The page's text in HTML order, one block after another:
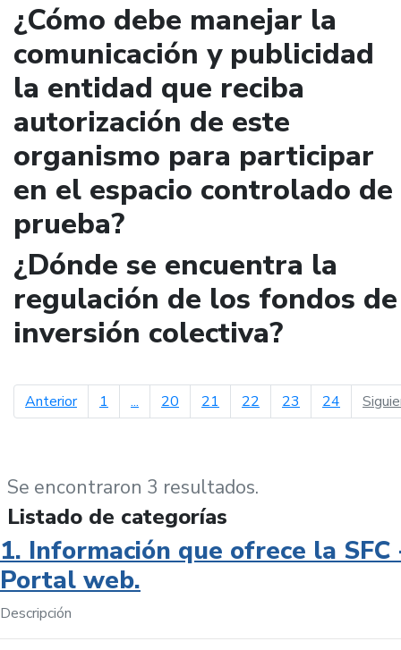
¿Cómo debe manejar la
comunicación y publicidad
la entidad que reciba
autorización de este
organismo para participar
en el espacio controlado de
prueba?
¿Dónde se encuentra la
regulación de los fondos de
inversión colectiva?
Anteriorpágina anterior
1 ... 20 21 22 23 24
Se encontraron 3 resultados.
Listado de categorías
1. Información que ofrece la SFC
Portal web.
Descripción